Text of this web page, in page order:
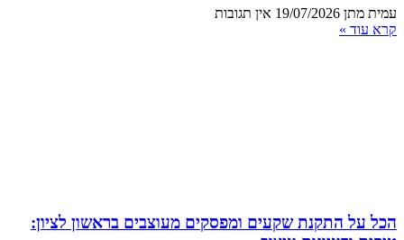
עמית מתן 19/07/2026 אין תגובות
קרא עוד »
הכל על התקנת שקעים ומפסקים מעוצבים בראשון לציון: